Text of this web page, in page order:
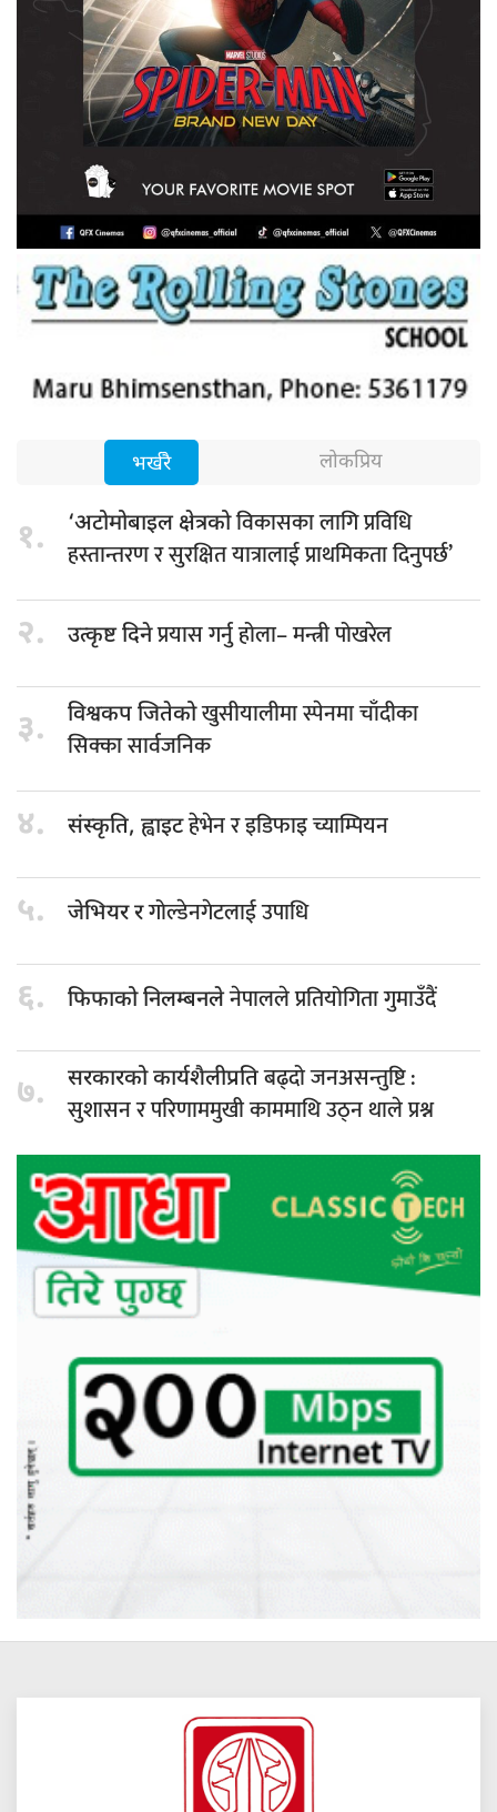
भर्खरै लोकप्रिय
१. ‘अटोमोबाइल क्षेत्रकोविकासका लागि प्रविधि
हस्तान्तरण र सुरक्षित यात्रालाई प्राथमिकता दिनुपर्छ’
२. उत्कृष्ट दिनेप्रयास गर्नु होला– मन्त्री पोखरेल
३. विश्वकप जितेकोखुसीयालीमा स्पेनमा चाँदीका
सिक्का सार्वजनिक
४. संस्कृति, ह्वाइटहेभेन र इडिफाइ च्याम्पियन
५. जेभियर रगोल्डेनगेटलाई उपाधि
६. फिफाको निलम्बनलेनेपालले प्रतियोगिता गुमाउँदैं
७. सरकारको कार्यशैलीप्रतिबढ्दो जनअसन्तुष्टि :
सुशासन र परिणाममुखी काममाथि उठ्न थाले प्रश्न